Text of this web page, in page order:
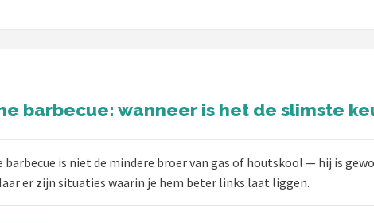
barbecue: wanneer is het de slimste
barbecue is niet de mindere broer van gas of houtskool — hij is
er zijn situaties waarin je hem beter links laat liggen.